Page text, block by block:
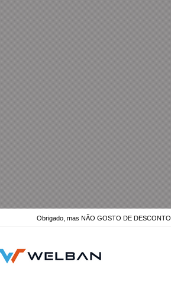
Obrigado, mas NÃO GOSTO DE DESCONTO